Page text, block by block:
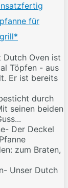
für
Oven ist
Töpfen - aus
Er ist bereits
durch
seinen beiden
Der Deckel
zum Braten,
Unser Dutch